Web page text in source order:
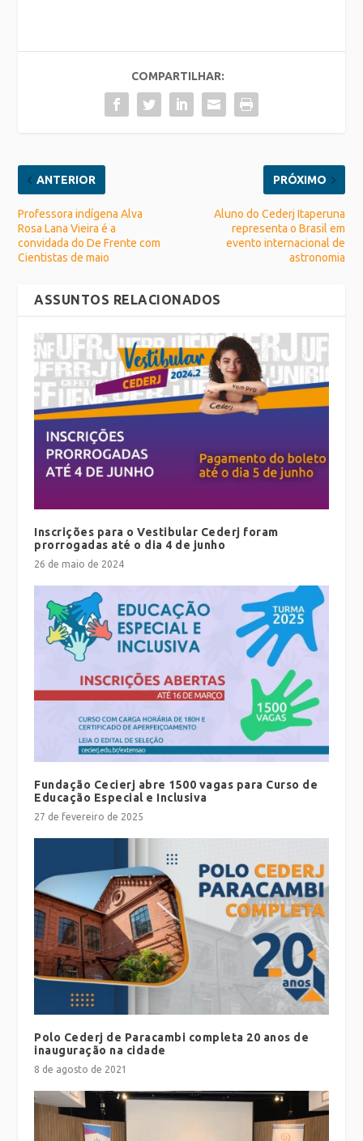
COMPARTILHAR:
ANTERIOR
Professora indígena Alva
Rosa Lana Vieira é a
convidada do De Frente com
Cientistas de maio
PRÓXIMO
Aluno do Cederj Itaperuna
representa o Brasil em
evento internacional de
astronomia
ASSUNTOS RELACIONADOS
Inscrições para o Vestibular Cederj foram
prorrogadas até o dia 4 de junho
26 de maio de 2024
Fundação Cecierj abre 1500 vagas para Curso de
Educação Especial e Inclusiva
27 de fevereiro de 2025
Polo Cederj de Paracambi completa 20 anos de
inauguração na cidade
8 de agosto de 2021